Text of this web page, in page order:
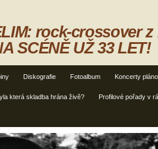
Diskografie Fotoalbum Koncerty
která skladba hrána živě? Profilové pořady v
rock-crossover z
SCÉNĚ UŽ 33 LET!